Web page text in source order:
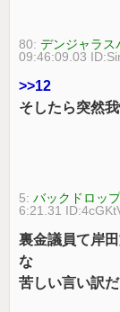
80:デンジャラス
09:46:09.03
>>12
そしたら突然
5:バックドロッ
6:21.31
裏金議員て岸
な
苦しい言い訳だ